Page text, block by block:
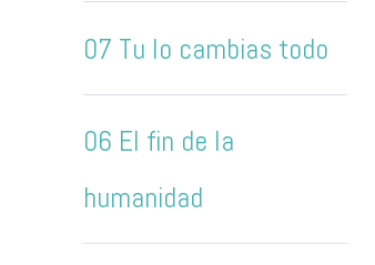
07 Tu lo cambias todo
06 El fin de la
humanidad